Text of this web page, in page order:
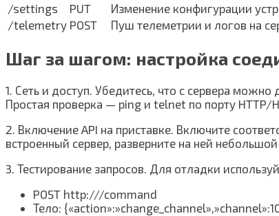
/settings
PUT
Изменение конфигурации
/telemetry POST Пуш телеметрии и логов на
Шаг за шагом: настройка
1. Сеть и доступ. Убедитесь, что с сервера
Простая проверка — ping и telnet по порту HTTP/
2. Включение API на приставке. Включите
встроенный сервер, разверните на ней
3. Тестирование запросов. Для отладки
POST http:///command
Тело: